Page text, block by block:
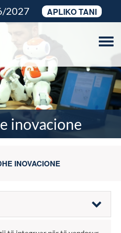
2027 APLIKO TANI
inovacione
INOVACIONE